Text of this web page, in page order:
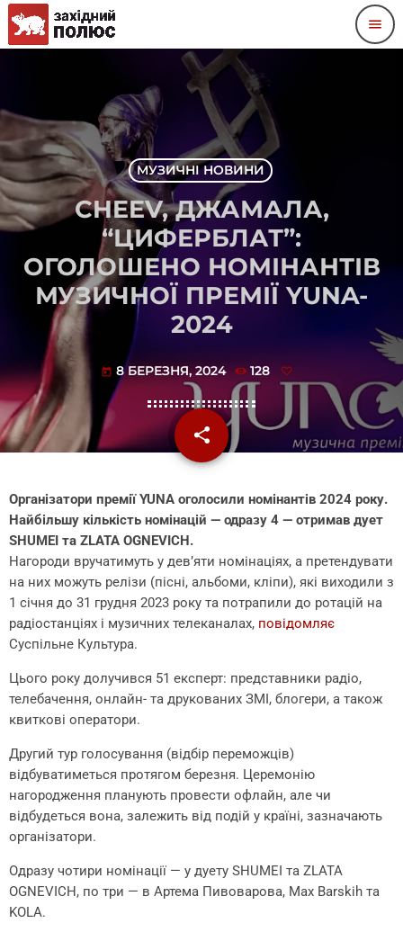
menu
МУЗИЧНІ НОВИНИ
CHEEV, ДЖАМАЛА,
“ЦИФЕРБЛАТ”:
ОГОЛОШЕНО НОМІНАНТІВ
МУЗИЧНОЇ ПРЕМІЇ YUNA-
2024
today 8 БЕРЕЗНЯ, 2024 128
share
email
Організатори премії YUNA оголосили номінантів 2024 року.
Найбільшу кількість номінацій — одразу 4 — отримав дует
SHUMEI та ZLATA OGNEVICH.
Нагороди вручатимуть у дев’яти номінаціях, а претендувати
на них можуть релізи (пісні, альбоми, кліпи), які виходили з
1 січня до 31 грудня 2023 року та потрапили до ротацій на
радіостанціях і музичних телеканалах, повідомляє
Суспільне Культура.
Цього року долучився 51 експерт: представники радіо,
телебачення, онлайн- та друкованих ЗМІ, блогери, а також
квиткові оператори.
Другий тур голосування (відбір переможців)
відбуватиметься протягом березня. Церемонію
нагородження планують провести офлайн, але чи
відбудеться вона, залежить від подій у країні, зазначають
організатори.
Одразу чотири номінації — у дуету SHUMEI та ZLATA
OGNEVICH, по три — в Артема Пивоварова, Max Barskih та
KOLA.